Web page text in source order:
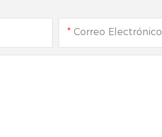
Correo Electrónico